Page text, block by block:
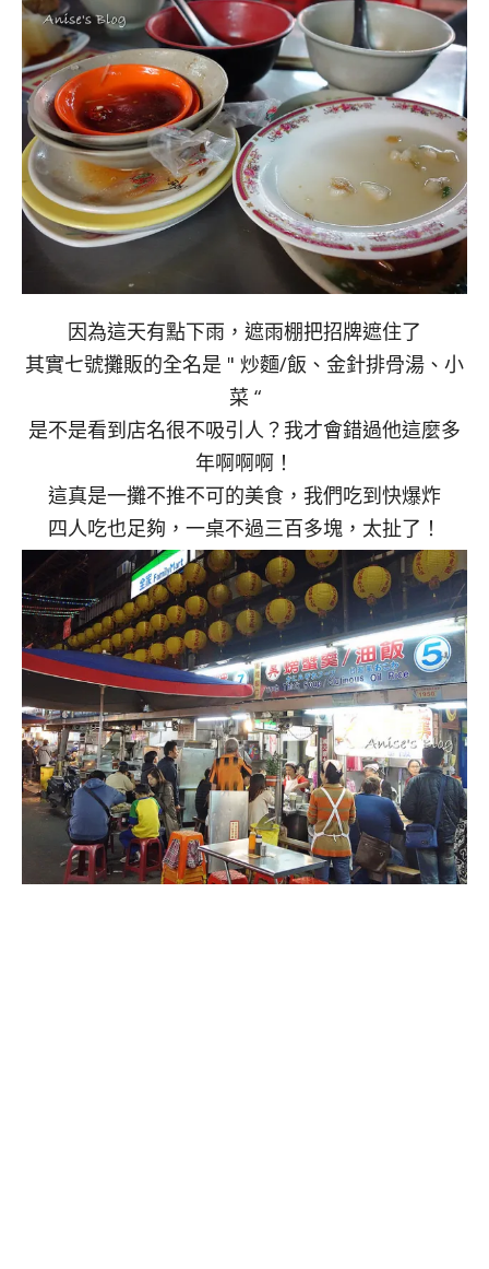
因為這天有點下雨，遮雨棚把招牌遮住了
其實七號攤販的全名是 " 炒麵/飯、金針排骨湯、小
菜 “
是不是看到店名很不吸引人？我才會錯過他這麼多
年啊啊啊！
這真是一攤不推不可的美食，我們吃到快爆炸
四人吃也足夠，一桌不過三百多塊，太扯了！